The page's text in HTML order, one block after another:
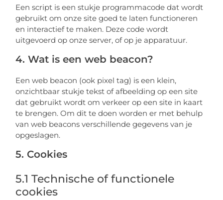
Een script is een stukje programmacode dat wordt
gebruikt om onze site goed te laten functioneren
en interactief te maken. Deze code wordt
uitgevoerd op onze server, of op je apparatuur.
4. Wat is een web beacon?
Een web beacon (ook pixel tag) is een klein,
onzichtbaar stukje tekst of afbeelding op een site
dat gebruikt wordt om verkeer op een site in kaart
te brengen. Om dit te doen worden er met behulp
van web beacons verschillende gegevens van je
opgeslagen.
5. Cookies
5.1 Technische of functionele
cookies